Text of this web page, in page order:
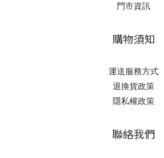
門市資訊
購物須知
運送服務方式
退換貨政策
隱私權政策
聯絡我們